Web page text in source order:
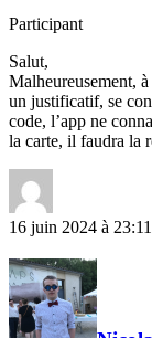
Participant
Salut,
Malheureusement,
un justificatif, se
code, l’app ne
la carte, il faudra la
16 juin 2024 à 23:11